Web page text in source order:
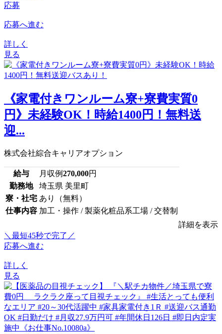
応募
応募へ進む
詳しく
見る
《家電付きワンルーム寮+寮費実質0
円》未経験OK！時給1400円！無料送
迎...
株式会社綜合キャリアオプション
給与 月収例270,000円
勤務地
埼玉県 美里町
寮・社宅 あり（無料）
仕事内容 加工・操作 / 製薬化粧品系工場 / 交替制
詳細を表示
＼最短45秒で完了／
応募へ進む
詳しく
見る